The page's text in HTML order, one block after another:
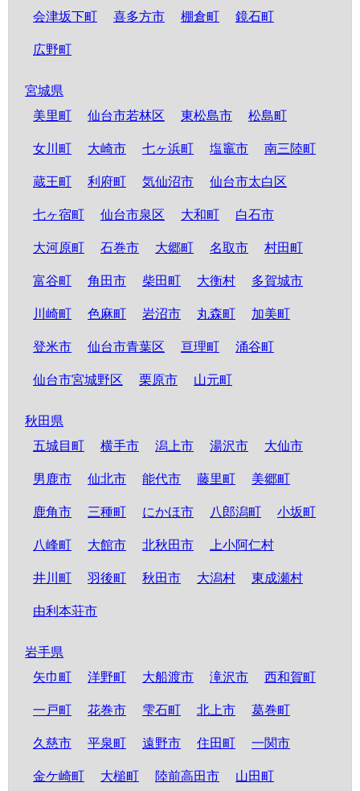
会津坂下町 喜多方市 棚倉町 鏡石町
広野町
宮城県
美里町
仙台市若林区 東松島市 松島町
女川町 大崎市 七ヶ浜町 塩竈市 南三陸町
蔵王町 利府町 気仙沼市 仙台市太白区
七ヶ宿町 仙台市泉区 大和町 白石市
大河原町 石巻市 大郷町 名取市 村田町
富谷町 角田市 柴田町 大衡村 多賀城市
川崎町 色麻町 岩沼市 丸森町 加美町
登米市 仙台市青葉区 亘理町 涌谷町
仙台市宮城野区 栗原市 山元町
秋田県
五城目町
横手市 潟上市 湯沢市 大仙市
男鹿市 仙北市 能代市 藤里町 美郷町
鹿角市 三種町 にかほ市 八郎潟町 小坂町
八峰町 大館市 北秋田市 上小阿仁村
井川町 羽後町 秋田市 大潟村 東成瀬村
由利本荘市
岩手県
矢巾町
洋野町 大船渡市 滝沢市 西和賀町
一戸町 花巻市 雫石町 北上市 葛巻町
久慈市 平泉町 遠野市 住田町 一関市
金ケ崎町 大槌町 陸前高田市 山田町